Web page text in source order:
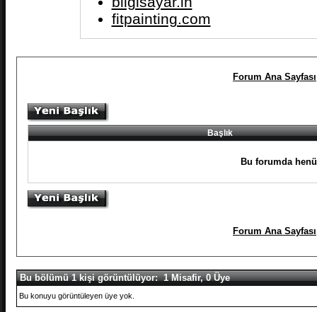
fitpainting.com
Forum Ana Sayfası
Başlık
Bu forumda
Forum Ana Sayfası
Bu bölümü 1 kişi görüntülüyor: 1 Misafir, 0 Üye
Bu konuyu görüntüleyen üye yok.